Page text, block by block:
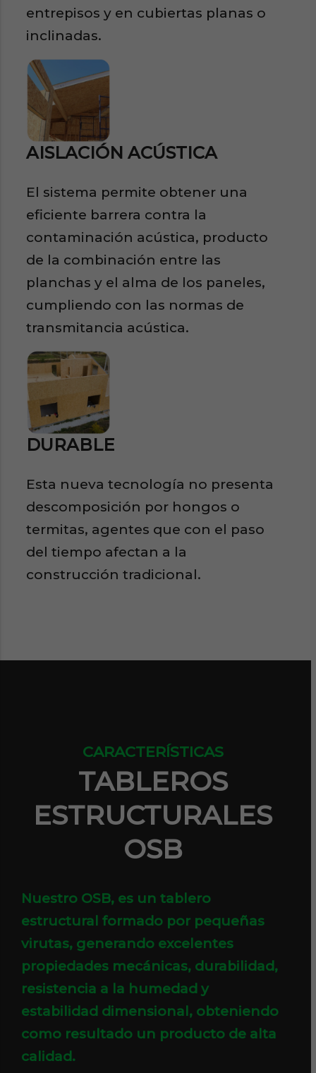
entrepisos y en cubiertas planas o
inclinadas.
AISLACIÓN ACÚSTICA
El sistema permite obtener una
eficiente barrera contra la
contaminación acústica, producto
de la combinación entre las
planchas y el alma de los paneles,
cumpliendo con las normas de
transmitancia acústica.
DURABLE
Esta nueva tecnología no presenta
descomposición por hongos o
termitas, agentes que con el paso
del tiempo afectan a la
construcción tradicional.
CARACTERÍSTICAS
TABLEROS
ESTRUCTURALES
OSB
Nuestro OSB, es un tablero
estructural formado por pequeñas
virutas, generando excelentes
propiedades mecánicas, durabilidad,
resistencia a la humedad y
estabilidad dimensional, obteniendo
como resultado un producto de alta
calidad.